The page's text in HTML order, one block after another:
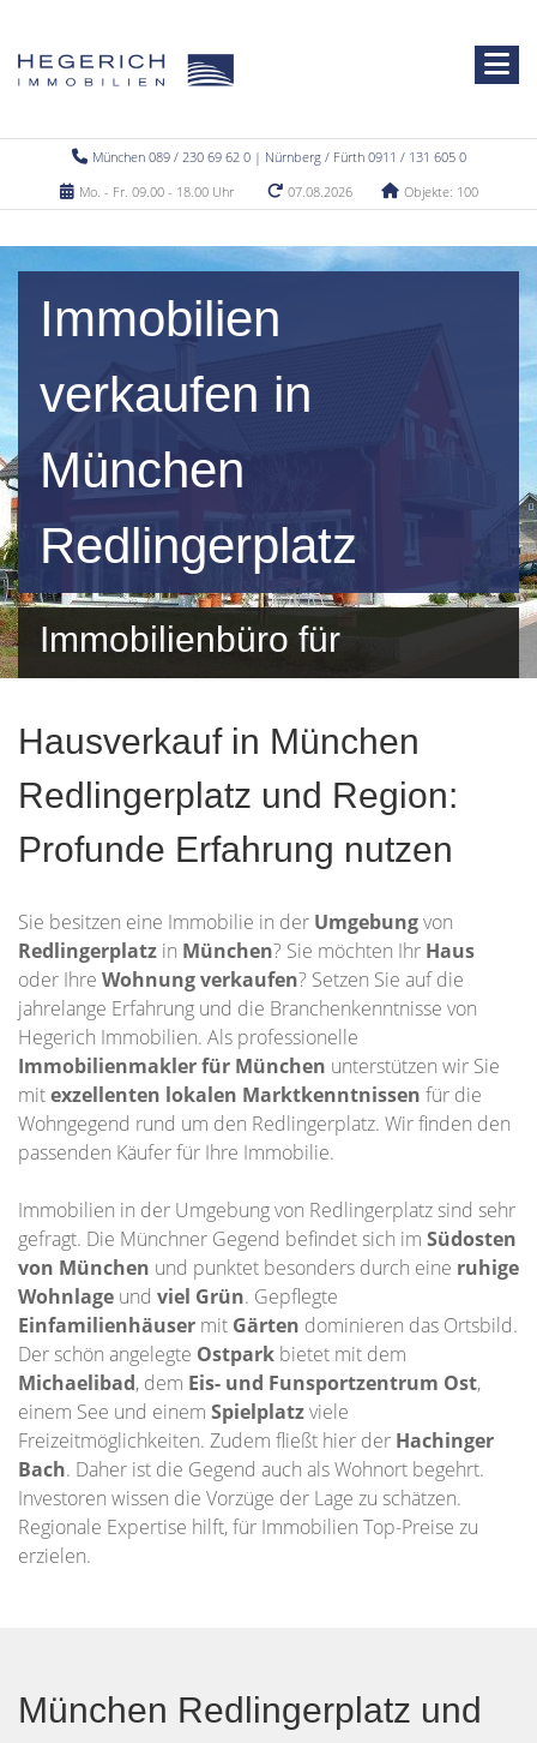
München 089 / 230 69 62 0 | Nürnberg / Fürth 0911 / 131 605 0
Mo. - Fr. 09.00 - 18.00 Uhr
07.08.2026 Objekte: 100
Immobilien
verkaufen in
München
Redlingerplatz
Immobilienbüro für
Umgebung
Hausverkauf in München
Redlingerplatz und Region:
Profunde Erfahrung nutzen
Sie besitzen eine Immobilie in der Umgebungvon
Redlingerplatz in München? Sie möchten Ihr Haus
oder Ihre Wohnungverkaufen? Setzen Sie auf die
jahrelange Erfahrung und die Branchenkenntnisse von
Hegerich Immobilien. Als professionelle
Immobilienmakler für München unterstützen wir Sie
mitexzellenten lokalen Marktkenntnissen für die
Wohngegend rund um den Redlingerplatz. Wir finden den
passenden Käufer für Ihre Immobilie.
Immobilien in der Umgebung von Redlingerplatz sind sehr
gefragt. Die Münchner Gegend befindet sich im Südosten
von München und punktet besonders durch eine ruhige
Wohnlage und viel Grün. Gepflegte
Einfamilienhäuser mit Gärten dominieren das Ortsbild.
Der schön angelegte Ostpark bietet mit dem
Michaelibad, dem Eis- und Funsportzentrum Ost,
einem See und einem Spielplatzviele
Freizeitmöglichkeiten. Zudem fließt hier der Hachinger
Bach. Daher ist die Gegend auch als Wohnort begehrt.
Investoren wissen die Vorzüge der Lage zu schätzen.
Regionale Expertise hilft, für Immobilien Top-Preise zu
erzielen.
München Redlingerplatz und